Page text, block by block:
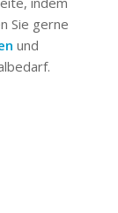
Sie gerne
und